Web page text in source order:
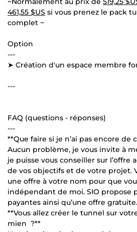
461,55 $US si vous prenez le pack
complet ~
Option
---
➤ Création d'un espace membre
---
FAQ (questions - réponses)
---
**Que faire si je n’ai pas encore de
Aucun problème, je vous invite à
je puisse vous conseiller sur l’offre
de vos objectifs et de votre projet.
une offre à votre nom pour que
indépendant de moi. SIO propose
payantes ainsi qu’une offre gratuite.
**Vous allez créer le tunnel sur
mien ?**